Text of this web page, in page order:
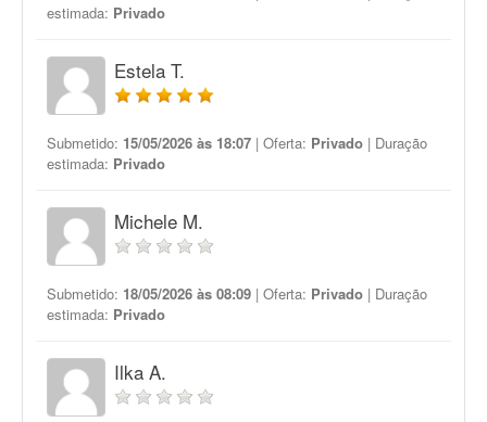
estimada: Privado
Estela T.
Submetido: 15/05/2026 às 18:07 | Oferta: Privado | Duração
estimada: Privado
Michele M.
Submetido: 18/05/2026 às 08:09 | Oferta: Privado | Duração
estimada: Privado
Ilka A.